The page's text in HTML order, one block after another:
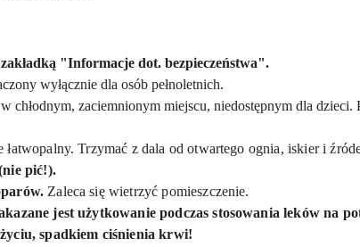
"Informacje dot. bezpieczeństwa".
wyłącznie dla osób pełnoletnich.
chłodnym, zaciemnionym miejscu, niedostępnym dla
łatwopalny. Trzymać z dala od otwartego ognia, iskier i
pić!).
Zaleca się wietrzyć pomieszczenie.
jest użytkowanie podczas stosowania leków na
spadkiem ciśnienia krwi!